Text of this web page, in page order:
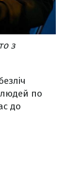
з
людей по
до